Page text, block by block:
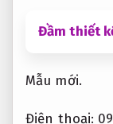
Đầm thiết
Mẫu mới.
Điện thoại: